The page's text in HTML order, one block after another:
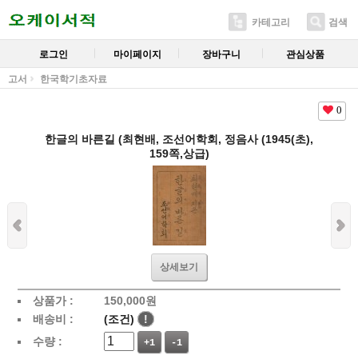
카테고리 검색
로그인 마이페이지 장바구니 관심상품
고서 한국학기초자료
0
한글의 바른길 (최현배, 조선어학회, 정음사 (1945(초),
159쪽,상급)
상세보기
상품가 : 150,000원
배송비 :
(조건)
!
수량 :
+1 -1